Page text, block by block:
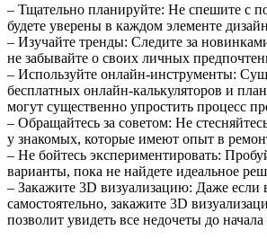
– Тщательно планируйте: Не спешите с
будете уверены в каждом элементе
– Изучайте тренды: Следите за
не забывайте о своих личных
– Используйте онлайн-инструменты:
бесплатных онлайн-калькуляторов и
могут существенно упростить процесс
– Обращайтесь за советом: Не
у знакомых, которые имеют опыт в
– Не бойтесь экспериментировать:
варианты, пока не найдете идеальное
– Закажите 3D визуализацию: Даже если
самостоятельно, закажите 3D
позволит увидеть все недочеты до